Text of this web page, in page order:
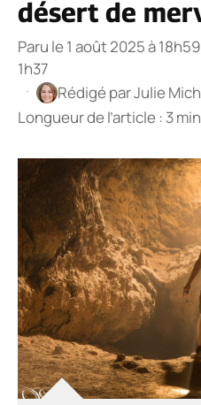
désert de
Paru le 1 août 2025 à 18h59
1h37
·
Rédigé parJulie
Longueur de l’article : 3